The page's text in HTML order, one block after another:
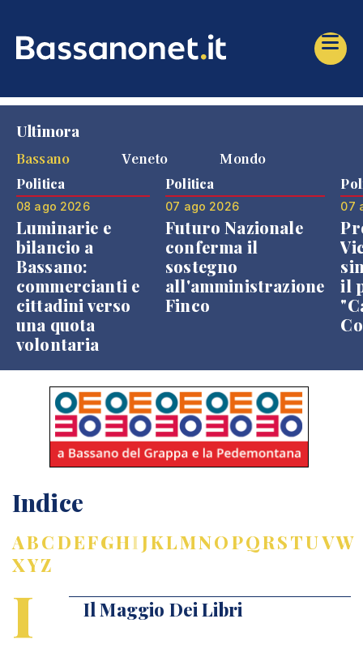
Ultimora
Bassano
Veneto Mondo
Politica
08 ago 2026
Luminarie e
bilancio a
Bassano:
commercianti e
cittadini verso
una quota
volontaria
Politica
07 ago 2026
Futuro Nazionale
conferma il
sostegno
all'amministrazione
Finco
07
il
Indice
ABCDEFGHIJKLMNOPQRSTUVW
XYZ
I Il Maggio Dei Libri